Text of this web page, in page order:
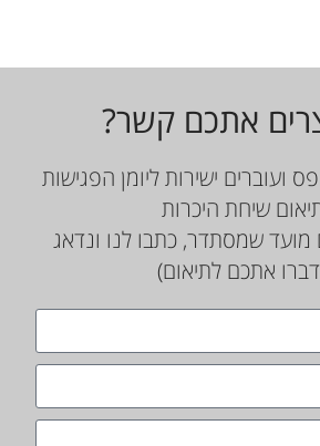
אתכם קשר?
ועוברים ישירות ליומן הפגישות
שיחת היכרות
שמסתדר, כתבו לנו ונדאג
אתכם לתיאום)